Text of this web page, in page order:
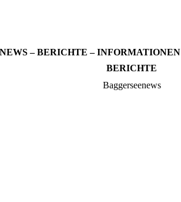
NEWS – BERICHTE – INFORMATIONEN
BERICHTE
Baggerseenews